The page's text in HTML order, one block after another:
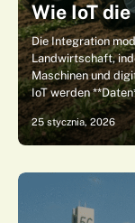
Wie IoT
Die Integration
Landwirtschaft,
Maschinen und
IoT werden
25 stycznia, 2026